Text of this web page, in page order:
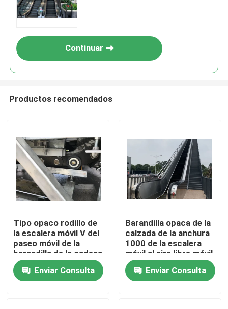
Hogar
productos
Sobre nosotros
Continuar
Productos recomendados
Tipo opaco rodillo de
la escalera móvil V del
paseo móvil de la
barandilla de la cadena
del paso de escalera
móvil Enviar Consulta
Barandilla opaca de la
calzada de la anchura
1000 de la escalera
móvil al aire libre móvil
de la escalera móvil
Enviar Consulta